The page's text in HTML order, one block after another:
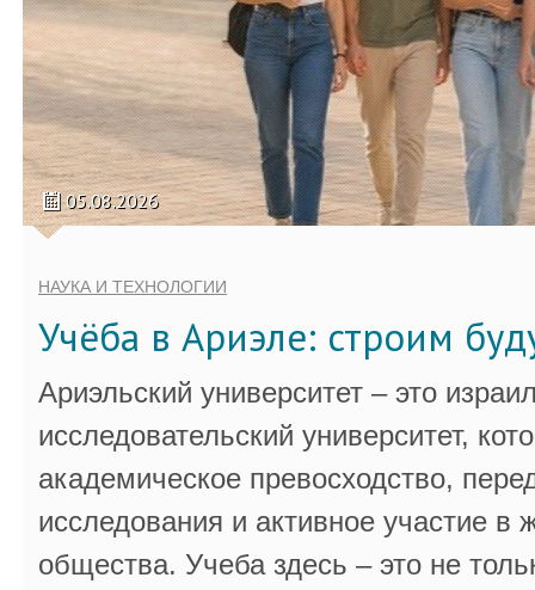
05.08.2026
НАУКА И ТЕХНОЛОГИИ
Учёба в Ариэле: строим
Ариэльский университет – это
исследовательский университет,
академическое превосходство,
исследования и активное участие в
общества. Учеба здесь – это не